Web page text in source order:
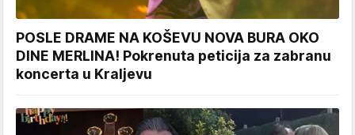
POSLE DRAME NA KOŠEVU NOVA BURA OKO
DINE MERLINA! Pokrenuta peticija za zabranu
koncerta u Kraljevu